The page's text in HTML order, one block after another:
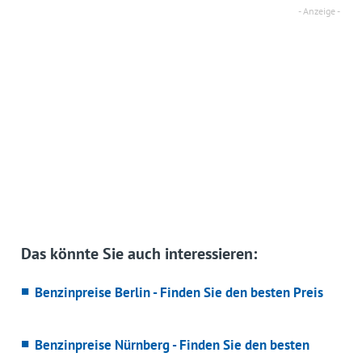
Das könnte Sie auch interessieren:
Benzinpreise Berlin - Finden Sie den besten Preis
Benzinpreise Nürnberg - Finden Sie den besten